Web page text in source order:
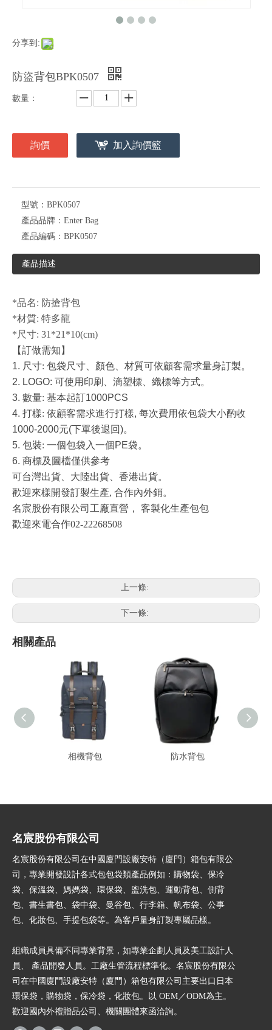
分享到:
防盜背包BPK0507
數量：
詢價 加入詢價籃
型號： BPK0507
產品品牌： Enter Bag
產品編碼： BPK0507
產品描述
*品名: 防搶背包
*材質: 特多龍
*尺寸: 31*21*10(cm)
【訂做需知】
1. 尺寸: 包袋尺寸、顏色、材質可依顧客需求量身訂製。
2. LOGO: 可使用印刷、滴塑標、織標等方式。
3. 數量: 基本起訂1000PCS
4. 打樣: 依顧客需求進行打樣, 每次費用依包袋大小酌收
1000-2000元(下單後退回)。
5. 包裝: 一個包袋入一個PE袋。
6. 商標及圖檔僅供參考
可台灣出貨、大陸出貨、香港出貨。
歡迎來樣開發訂製生產, 合作內外銷。
名宸股份有限公司工廠直營， 客製化生產包包
歡迎來電合作02-22268508
上一條:
下一條:
相關產品
相機背包 防水背包
名宸股份有限公司
名宸股份有限公司在中國廈門設廠安特（廈門）箱包有限公
司，專業開發設計各式包包袋類產品例如：購物袋、保冷
袋、保溫袋、媽媽袋、環保袋、盥洗包、運動背包、側背
包、書生書包、袋中袋、曼谷包、行李箱、帆布袋、公事
包、化妝包、手提包袋等。為客戶量身訂製專屬品樣。
組織成員具備不同專業背景，如專業企劃人員及美工設計人
員、 產品開發人員。工廠生管流程標準化。名宸股份有限公
司在中國廈門設廠安特（廈門）箱包有限公司主要出口日本
環保袋，購物袋，保冷袋，化妝包。以 OEM／ODM為主。
歡迎國內外禮贈品公司、機關團體來函洽詢。